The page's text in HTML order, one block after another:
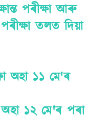
পৰীক্ষা আৰু
তলত দিয়া
অহা ১১ মে'ৰ
অহা ১২ মে'ৰ পৰা